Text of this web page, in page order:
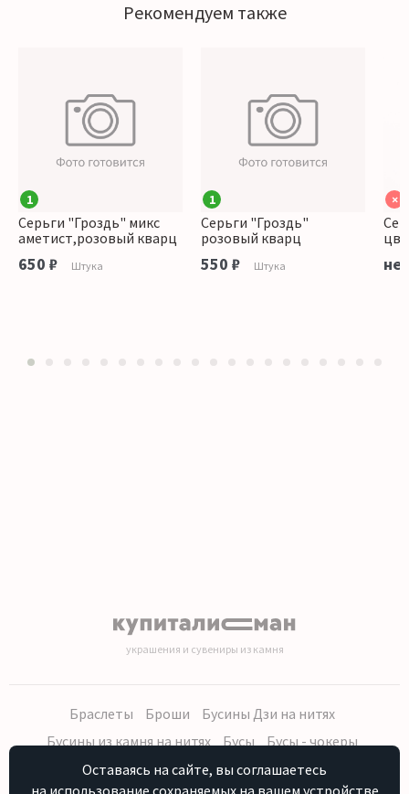
Рекомендуем также
1
Серьги "Гроздь" микс
аметист,розовый кварц
650 ₽ Штука
1
Серьги "Гроздь"
розовый кварц
550 ₽ Штука
×
украшения и сувениры из камня
Браслеты Броши
Бусины Дзи на нитях
Бусины из камня на нитях
Бусы
Бусы - чокеры
Кольца, серьги
Кулоны
Наборы (бусы, браслет, серьги)
Оставаясь на сайте, вы соглашаетесь
на использование сохраняемых на вашем устройстве